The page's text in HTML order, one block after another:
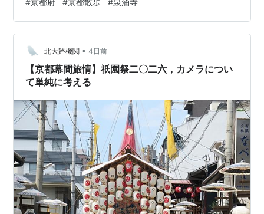
がとてもとても長いのですけれども、直ぐ近くには京都
駅、といってもこれ信じられない人も多いのではない
か、そしてこの界隈、観光客がなぜか少ない。 東山区泉
涌寺山内町、この寺院は空海が開いたともいわれるので
すが、宇都宮信房が俊芿を開基にまねき、建保6年こと
1218年に造営した寺院です。ただ、…
#京都府 #京都散歩 #泉涌寺
北大路機関 • 4日前
【京都幕間旅情】祇園祭二〇二六，カメラについ
て単純に考える